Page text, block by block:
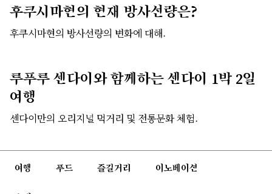
후쿠시마현의 현재 방사선량은?
후쿠시마현의 방사선량의 변화에 대해.
루푸루 센다이와 함께하는 센다이 1박 2일
여행
센다이만의 오리지널 먹거리 및 전통문화 체험.
여행 푸드 즐길거리 이노베이션